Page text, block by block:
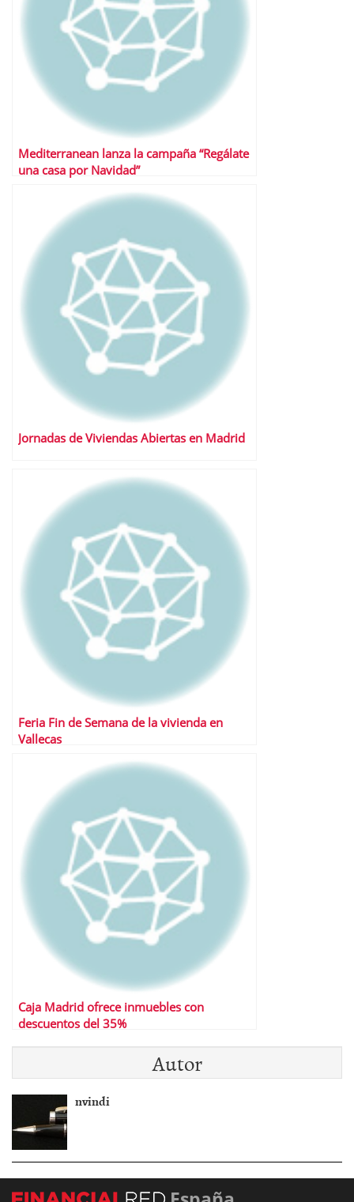
Mediterranean lanza la campaña “Regálate
una casa por Navidad”
Jornadas de Viviendas Abiertas en Madrid
Feria Fin de Semana de la vivienda en
Vallecas
Caja Madrid ofrece inmuebles con
descuentos del 35%
Autor
nvindi